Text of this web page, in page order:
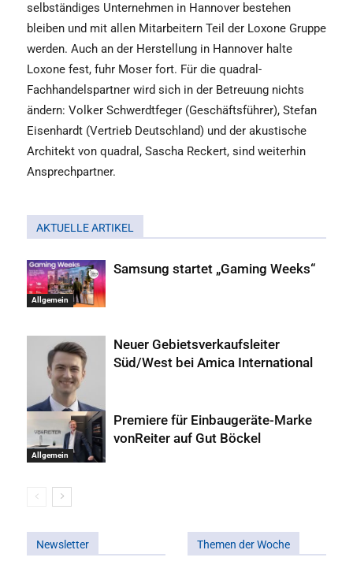
selbständiges Unternehmen in Hannover bestehen
bleiben und mit allen Mitarbeitern Teil der Loxone Gruppe
werden. Auch an der Herstellung in Hannover halte
Loxone fest, fuhr Moser fort. Für die quadral-
Fachhandelspartner wird sich in der Betreuung nichts
ändern: Volker Schwerdtfeger (Geschäftsführer), Stefan
Eisenhardt (Vertrieb Deutschland) und der akustische
Architekt von quadral, Sascha Reckert, sind weiterhin
Ansprechpartner.
AKTUELLE ARTIKEL
Allgemein
Samsung startet „Gaming Weeks“
Allgemein
Neuer Gebietsverkaufsleiter
Süd/West bei Amica International
Allgemein
Premiere für Einbaugeräte-Marke
vonReiter auf Gut Böckel
Newsletter Themen der Woche